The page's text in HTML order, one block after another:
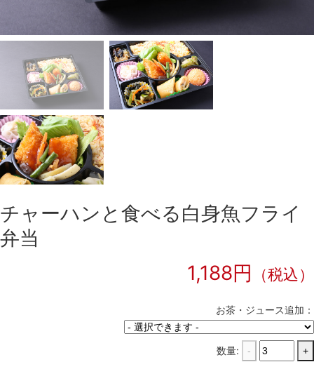
チャーハンと食べる白身魚フライ
弁当
1,188円
（税込）
お茶・ジュース追加：
数量: - +